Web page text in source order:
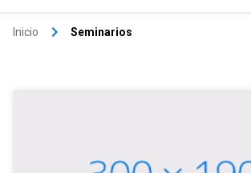
Inicio keyboard_arrow_right Seminarios